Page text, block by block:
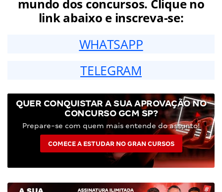
mundo dos concursos. Clique no
link abaixo e inscreva-se:
WHATSAPP
TELEGRAM
QUER CONQUISTAR A SUA APROVAÇÃO NO
CONCURSO GCM SP?
Prepare-se com quem mais entende do assunto!
COMECE A ESTUDAR NO GRAN CURSOS